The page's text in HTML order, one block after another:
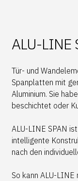
ALU-LINE
​Tür- und
Spanplatten mit
Aluminium. Sie
beschichtet oder
ALU-LINE SPAN
intelligente
nach den
So kann ALU-LINE